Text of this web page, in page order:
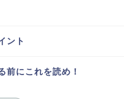
ント
前にこれを読め！